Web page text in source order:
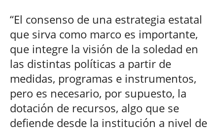
“El consenso de una estrategia estatal
que sirva como marco es importante,
que integre la visión de la soledad en
las distintas políticas a partir de
medidas, programas e instrumentos,
pero es necesario, por supuesto, la
dotación de recursos, algo que se
defiende desde la institución a nivel de